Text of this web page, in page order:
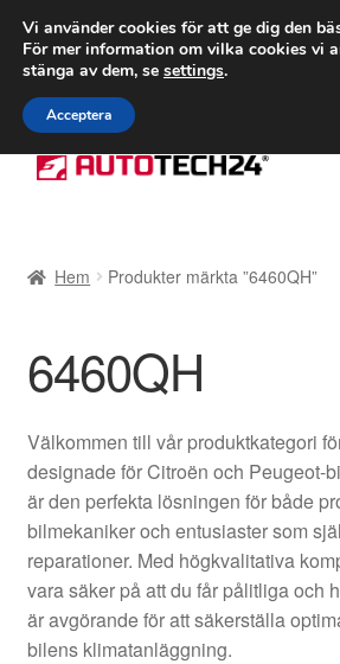
FRAKT från 75
Ring 766 924 713
Hoppa
till
Hoppa
till
Betalningar
Integritetspolicy
Kolla upp
Kontakt
Mitt konto
Hem Produkter märkta ”6460QH”
6460QH
Välkommen till vår produktkategori
designade för Citroën och Peugeot-
är den perfekta lösningen för både
bilmekaniker och entusiaster som
reparationer. Med högkvalitativa
vara säker på att du får pålitliga och
är avgörande för att säkerställa
bilens klimatanläggning.
Vi använder cookies för att ge dig den
För mer information om vilka cookies vi
stänga av dem, se settings.
Acceptera